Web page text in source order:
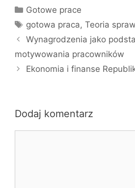
Kategorie
Gotowe prace
Tagi
gotowa praca,Teoria
Wynagrodzenia jako
motywowania pracowników
Ekonomia i finanse
Dodaj komentarz